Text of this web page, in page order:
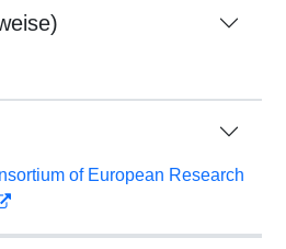
of European Research